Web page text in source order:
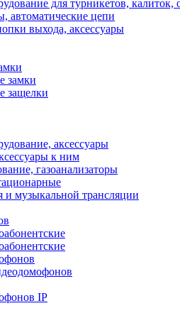
для турникетов, калиток,
автоматические цепи
выхода, аксессуары
замки
защелки
аксессуары
к ним
газоанализаторы
музыкальной трансляции
IP